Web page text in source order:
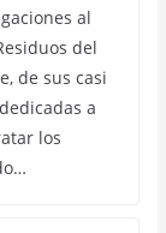
al
del
de sus casi
a
los